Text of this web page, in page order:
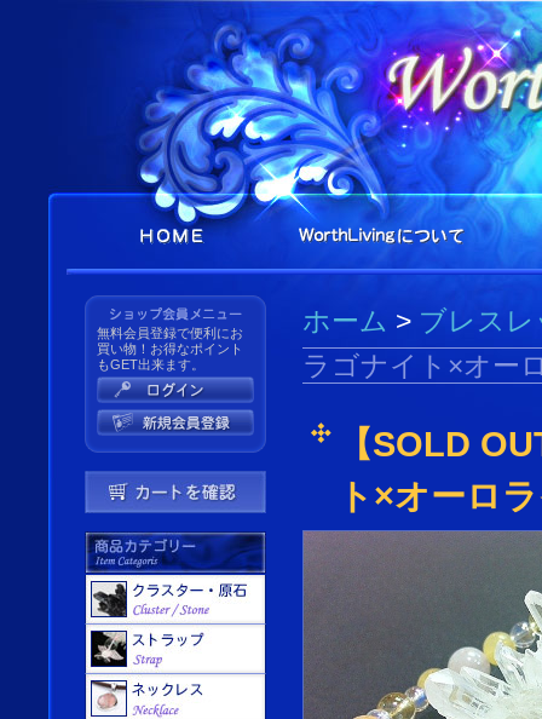
ホーム > ブレス
ラゴナイト×オー
【SOLD
ト×オーロ
無料会員登録で便利にお
買い物！お得なポイント
もGET出来ます。